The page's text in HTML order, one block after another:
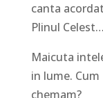
canta
Plinul
Maicuta
in lume.
chemam?